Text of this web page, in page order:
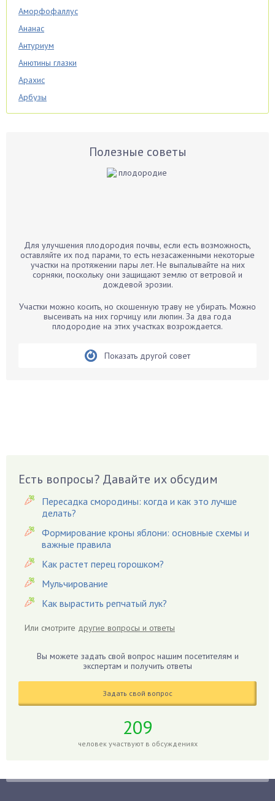
Аморфофаллус
Ананас
Антуриум
Анютины глазки
Арахис
Арбузы
Аспарагус
Бархатцы
Бегония
Бирючина
Бобовые
Вредители
Гардения
Гацания
Гвоздики
Георгины
Герань
Гиацинт
Гибискус
Гладиолусы
Голубика
Груши
Полезные советы
Для улучшения плодородия почвы, если есть возможность,
оставляйте их под парами, то есть незасаженными некоторые
участки на протяжении пары лет. Не выпалывайте на них
сорняки, поскольку они защищают землю от ветровой и
дождевой эрозии.
Участки можно косить, но скошенную траву не убирать. Можно
высеивать на них горчицу или люпин. За два года
плодородие на этих участках возрождается.
Показать другой совет
Есть вопросы? Давайте их обсудим
Пересадка смородины: когда и как это лучше
делать?
Формирование кроны яблони: основные схемы и
важные правила
Как растет перец горошком?
Мульчирование
Как вырастить репчатый лук?
Или смотрите другие вопросы и ответы
Вы можете задать свой вопрос нашим посетителям и
экспертам и получить ответы
Задать свой вопрос
209
человек участвуют в обсуждениях